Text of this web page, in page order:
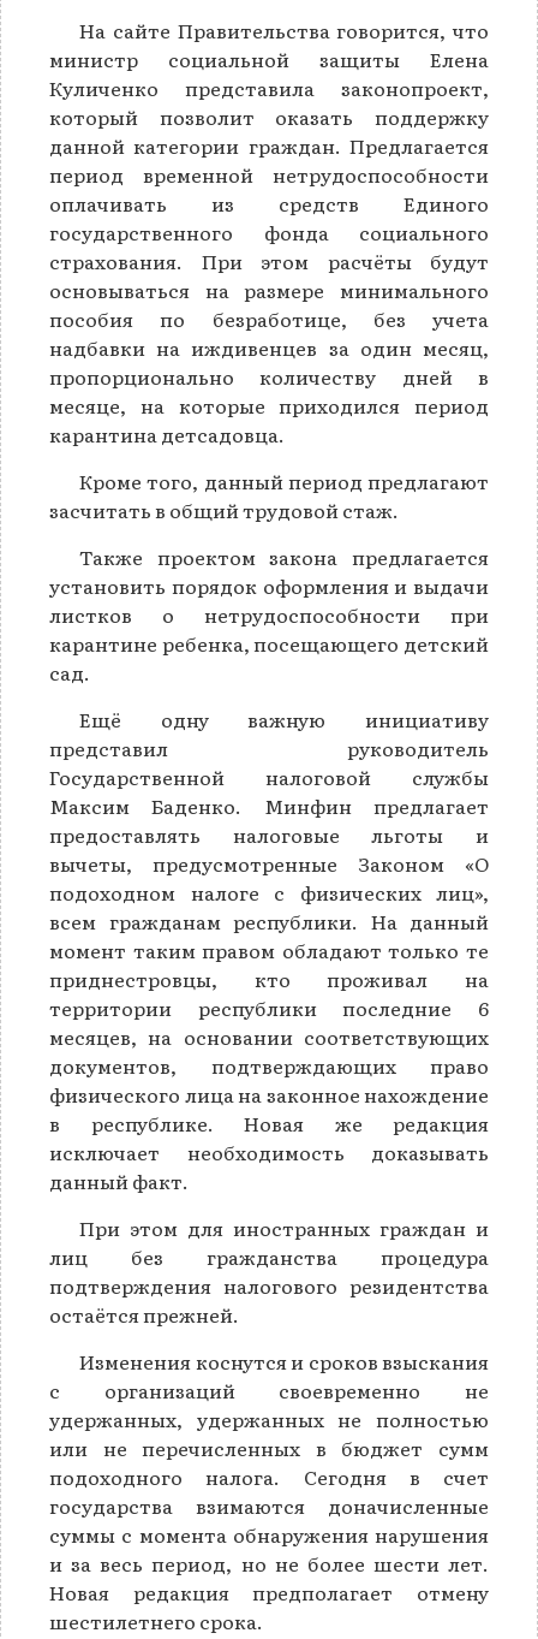
На сайте Правительства говорится, что
министр социальной защиты Елена
Куличенко представила законопроект,
который позволит оказать поддержку
данной категории граждан. Предлагается
период временной нетрудоспособности
оплачивать из средств Единого
государственного фонда социального
страхования. При этом расчёты будут
основываться на размере минимального
пособия по безработице, без учета
надбавки на иждивенцев за один месяц,
пропорционально количеству дней в
месяце, на которые приходился период
карантина детсадовца.
Кроме того, данный период предлагают
засчитать в общий трудовой стаж.
Также проектом закона предлагается
установить порядок оформления и выдачи
листков о нетрудоспособности при
карантине ребенка, посещающего детский
сад.
Ещё одну важную инициативу
представил руководитель
Государственной налоговой службы
Максим Баденко. Минфин предлагает
предоставлять налоговые льготы и
вычеты, предусмотренные Законом «О
подоходном налоге с физических лиц»,
всем гражданам республики. На данный
момент таким правом обладают только те
приднестровцы, кто проживал на
территории республики последние 6
месяцев, на основании соответствующих
документов, подтверждающих право
физического лица на законное нахождение
в республике. Новая же редакция
исключает необходимость доказывать
данный факт.
При этом для иностранных граждан и
лиц без гражданства процедура
подтверждения налогового резидентства
остаётся прежней.
Изменения коснутся и сроков взыскания
с организаций своевременно не
удержанных, удержанных не полностью
или не перечисленных в бюджет сумм
подоходного налога. Сегодня в счет
государства взимаются доначисленные
суммы с момента обнаружения нарушения
и за весь период, но не более шести лет.
Новая редакция предполагает отмену
шестилетнего срока.